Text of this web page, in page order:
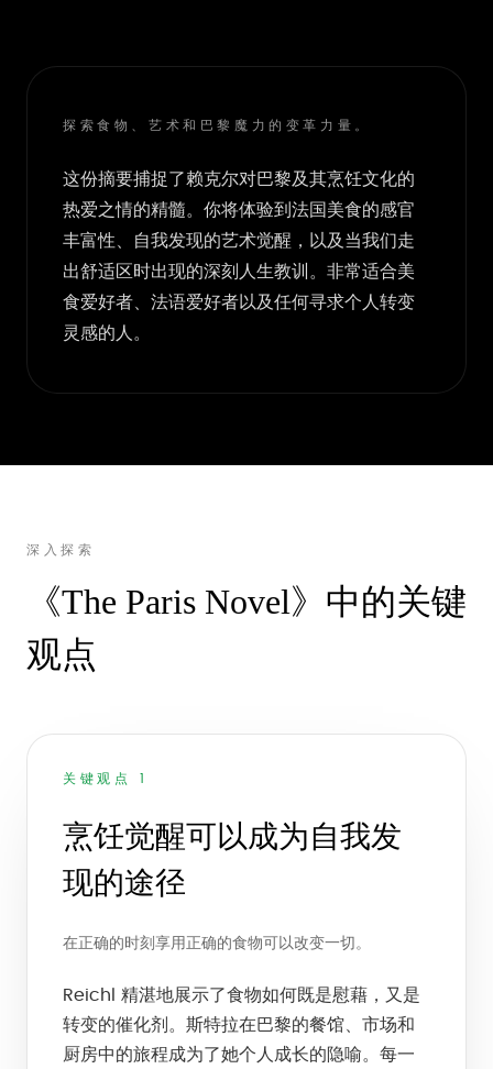
探索食物、艺术和巴黎魔力的变革力量。
这份摘要捕捉了赖克尔对巴黎及其烹饪文化的
热爱之情的精髓。你将体验到法国美食的感官
丰富性、自我发现的艺术觉醒，以及当我们走
出舒适区时出现的深刻人生教训。非常适合美
食爱好者、法语爱好者以及任何寻求个人转变
灵感的人。
深入探索
《The Paris Novel》中的关键
观点
关键观点 1
烹饪觉醒可以成为自我发
现的途径
在正确的时刻享用正确的食物可以改变一切。
Reichl 精湛地展示了食物如何既是慰藉，又是
转变的催化剂。斯特拉在巴黎的餐馆、市场和
厨房中的旅程成为了她个人成长的隐喻。每一